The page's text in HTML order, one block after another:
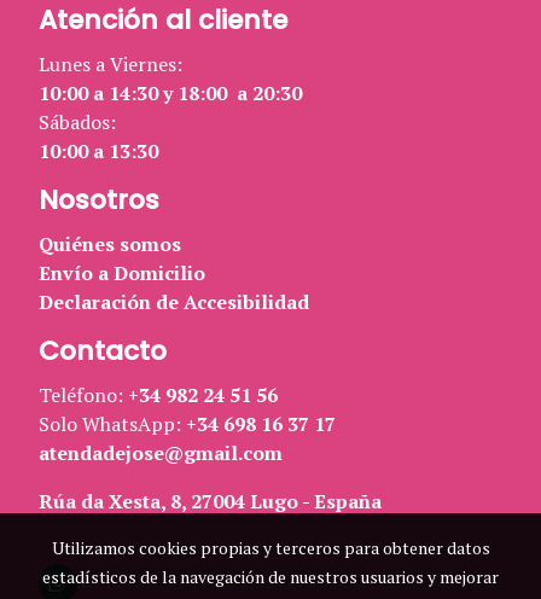
Atención al cliente
Lunes a Viernes:
10:00 a 14:30 y 18:00 a 20:30
Sábados:
10:00 a 13:30
Nosotros
Quiénes somos
Envío a Domicilio
Declaración de Accesibilidad
Contacto
Teléfono: +34 982 24 51 56
Solo WhatsApp: +34 698 16 37 17
atendadejose@gmail.com
Rúa da Xesta, 8, 27004 Lugo - España
Utilizamos cookies propias y terceros para obtener datos
estadísticos de la navegación de nuestros usuarios y mejorar